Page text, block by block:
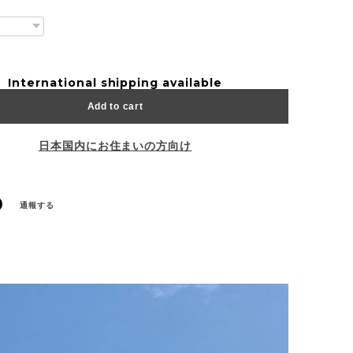
International shipping available
Add to cart
日本国内にお住まいの方向け
通報する